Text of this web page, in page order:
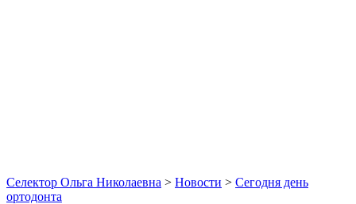
Селектор Ольга Николаевна > Новости > Сегодня день
ортодонта